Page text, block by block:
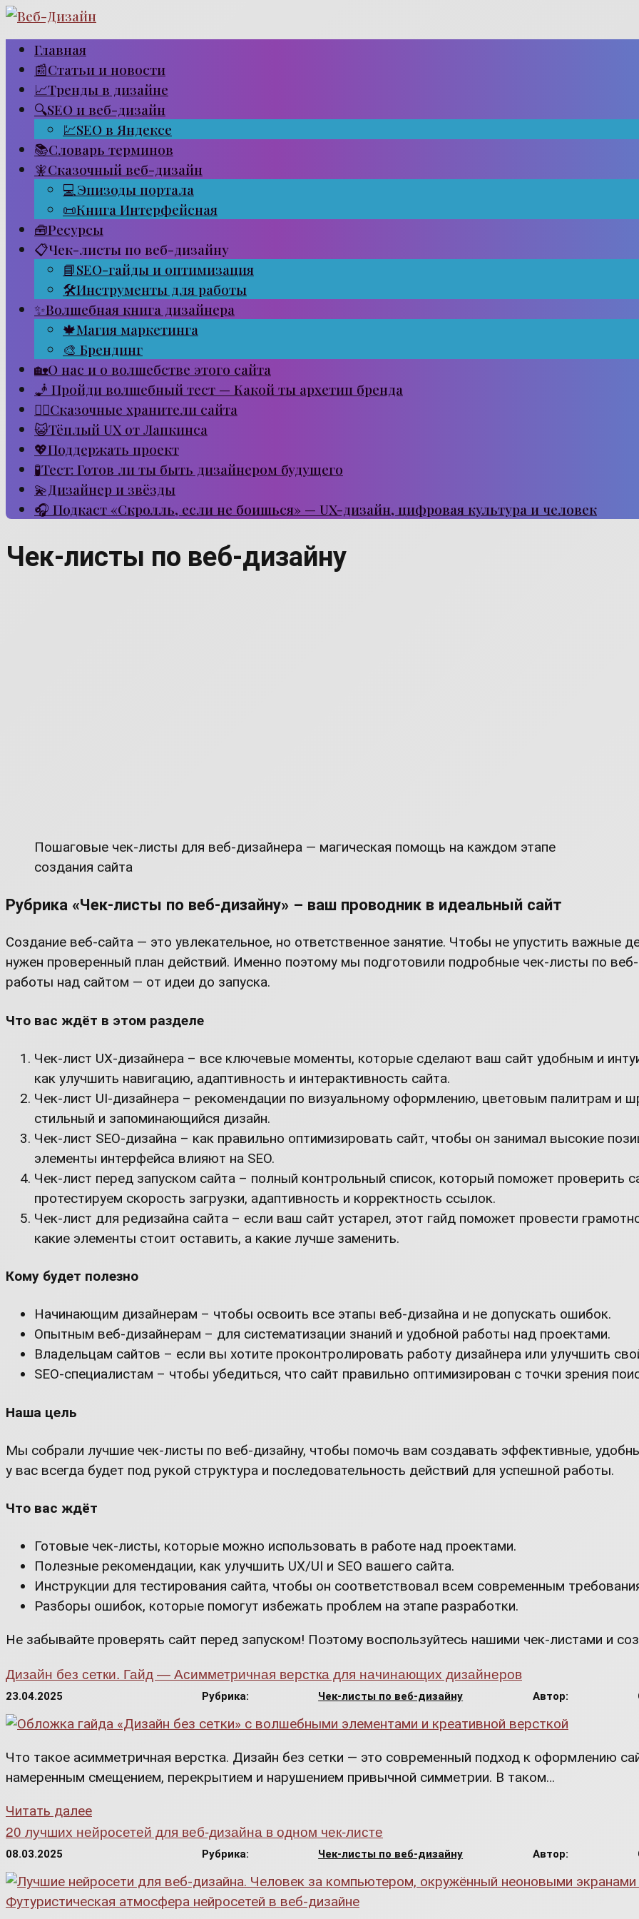
Перейти
контенту
Главная
📰Статьи и новости
📈Тренды в дизайне
🔍SEO и веб-дизайн
💹SEO в Яндексе
📚Словарь терминов
🧚Сказочный веб-дизайн
💻Эпизоды портала
📜Книга Интерфейсная
🧰Ресурсы
📋Чек-листы по веб-дизайну
📘SEO-гайды и оптимизация
🛠Инструменты для работы
✨Волшебная книга дизайнера
🍁Магия маркетинга
🎨 Брендинг
🏡О нас и о волшебстве этого сайта
🧞 Пройди волшебный тест — Какой ты архетип бренда
🧙‍♂️Сказочные хранители сайта
😺Тёплый UX от Лапкинса
💖Поддержать проект
🧪Тест: Готов ли ты быть дизайнером будущего
💫Дизайнер и звёзды
🎧 Подкаст «Скролль, если не боишься» — UX-дизайн, цифровая культура и человек
Чек-листы по веб-дизайну
Пошаговые чек-листы для веб-дизайнера — магическая помощь на каждом этапе
создания сайта
Рубрика «Чек-листы по веб-дизайну» – ваш проводник в идеальный сайт
Создание веб-сайта — это увлекательное, но ответственное занятие. Чтобы не упустить важные
нужен проверенный план действий. Именно поэтому мы подготовили подробные чек-листы по
работы над сайтом — от идеи до запуска.
Что вас ждёт в этом разделе
Чек-лист UX-дизайнера – все ключевые моменты, которые сделают ваш сайт удобным и
как улучшить навигацию, адаптивность и интерактивность сайта.
Чек-лист UI-дизайнера – рекомендации по визуальному оформлению, цветовым палитрам и
стильный и запоминающийся дизайн.
Чек-лист SEO-дизайна – как правильно оптимизировать сайт, чтобы он занимал высокие
элементы интерфейса влияют на SEO.
Чек-лист перед запуском сайта – полный контрольный список, который поможет проверить
протестируем скорость загрузки, адаптивность и корректность ссылок.
Чек-лист для редизайна сайта – если ваш сайт устарел, этот гайд поможет провести
какие элементы стоит оставить, а какие лучше заменить.
Кому будет полезно
Начинающим дизайнерам – чтобы освоить все этапы веб-дизайна и не допускать ошибок.
Опытным веб-дизайнерам – для систематизации знаний и удобной работы над проектами.
Владельцам сайтов – если вы хотите проконтролировать работу дизайнера или улучшить
SEO-специалистам – чтобы убедиться, что сайт правильно оптимизирован с точки зрения
Наша цель
Мы собрали лучшие чек-листы по веб-дизайну, чтобы помочь вам создавать эффективные,
у вас всегда будет под рукой структура и последовательность действий для успешной работы.
Что вас ждёт
Готовые чек-листы, которые можно использовать в работе над проектами.
Полезные рекомендации, как улучшить UX/UI и SEO вашего сайта.
Инструкции для тестирования сайта, чтобы он соответствовал всем современным
Разборы ошибок, которые помогут избежать проблем на этапе разработки.
Не забывайте проверять сайт перед запуском! Поэтому воспользуйтесь нашими чек-листами и
Дизайн без сетки. Гайд — Асимметричная верстка для начинающих дизайнеров
23.04.2025 Рубрика: Чек-листы по веб-дизайну Автор:
Что такое асимметричная верстка. Дизайн без сетки — это современный подход к оформлению
намеренным смещением, перекрытием и нарушением привычной симметрии. В таком…
Читать далее
20 лучших нейросетей для веб-дизайна в одном чек-листе
08.03.2025 Рубрика: Чек-листы по веб-дизайну Автор: